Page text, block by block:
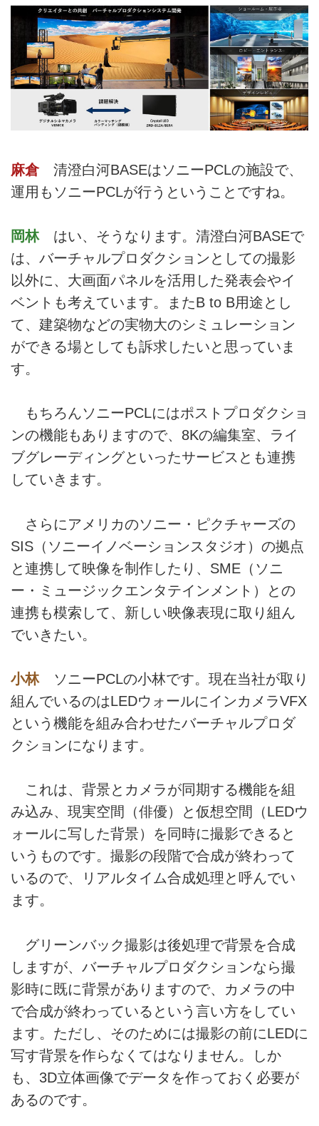
麻倉清澄白河BASEはソニーPCLの施設で、
運用もソニーPCLが行うということですね。
岡林はい、そうなります。清澄白河BASEで
は、バーチャルプロダクションとしての撮影
以外に、大画面パネルを活用した発表会やイ
ベントも考えています。またB to B用途とし
て、建築物などの実物大のシミュレーション
ができる場としても訴求したいと思っていま
す。
もちろんソニーPCLにはポストプロダクショ
ンの機能もありますので、8Kの編集室、ライ
ブグレーディングといったサービスとも連携
していきます。
さらにアメリカのソニー・ピクチャーズの
SIS（ソニーイノベーションスタジオ）の拠点
と連携して映像を制作したり、SME（ソニ
ー・ミュージックエンタテインメント）との
連携も模索して、新しい映像表現に取り組ん
でいきたい。
小林ソニーPCLの小林です。現在当社が取り
組んでいるのはLEDウォールにインカメラVFX
という機能を組み合わせたバーチャルプロダ
クションになります。
これは、背景とカメラが同期する機能を組
み込み、現実空間（俳優）と仮想空間（LEDウ
ォールに写した背景）を同時に撮影できると
いうものです。撮影の段階で合成が終わって
いるので、リアルタイム合成処理と呼んでい
ます。
グリーンバック撮影は後処理で背景を合成
しますが、バーチャルプロダクションなら撮
影時に既に背景がありますので、カメラの中
で合成が終わっているという言い方をしてい
ます。ただし、そのためには撮影の前にLEDに
写す背景を作らなくてはなりません。しか
も、3D立体画像でデータを作っておく必要が
あるのです。